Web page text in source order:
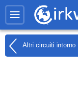
Altri circuiti intorno